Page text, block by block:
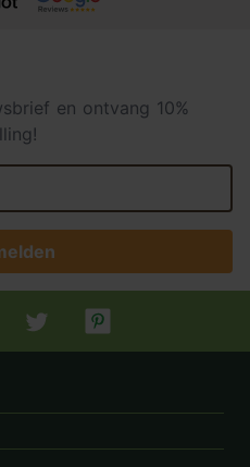
en ontvang 10%